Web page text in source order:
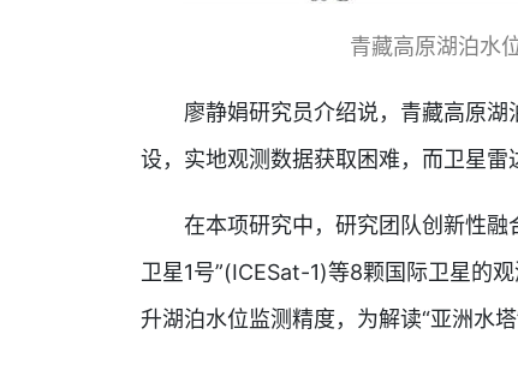
青藏高原湖泊水
廖静娟研究员介绍说，青藏高原湖
设，实地观测数据获取困难，而卫星雷
在本项研究中，研究团队创新性融
卫星1号”(ICESat-1)等8颗国际卫星的
升湖泊水位监测精度，为解读“亚洲水